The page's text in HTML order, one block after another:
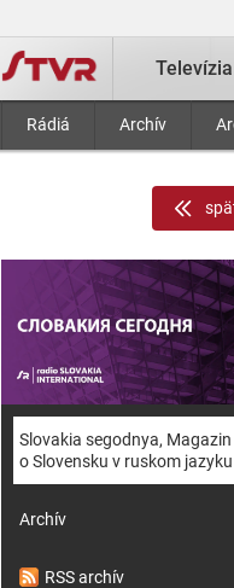
Televízia
Rádiá Archív
Slovakia segodnya, Magazin
o Slovensku v ruskom jazyku
Archív
RSS archív